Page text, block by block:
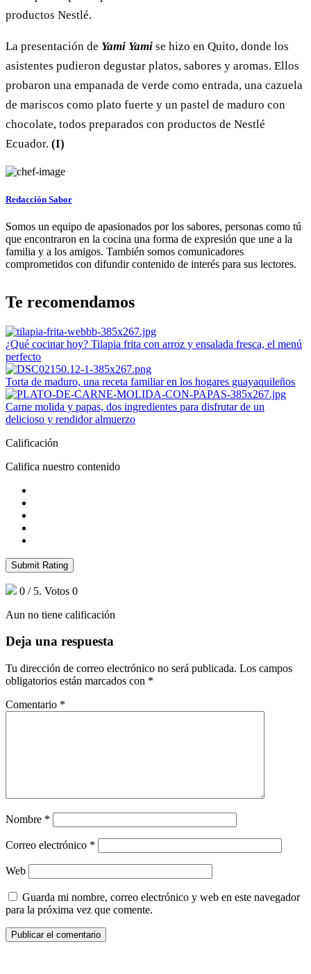
productos Nestlé.
La presentación de Yami Yami se hizo en Quito, donde los
asistentes pudieron degustar platos, sabores y aromas. Ellos
probaron una empanada de verde como entrada, una cazuela
de mariscos como plato fuerte y un pastel de maduro con
chocolate, todos preparados con productos de Nestlé
Ecuador. (I)
Redacción Sabor
Somos un equipo de apasionados por los sabores, personas como tú
que encontraron en la cocina una forma de expresión que une a la
familia y a los amigos. También somos comunicadores
comprometidos con difundir contenido de interés para sus lectores.
Te recomendamos
¿Qué cocinar hoy? Tilapia frita con arroz y ensalada fresca, el menú
perfecto
Torta de maduro, una receta familiar en los hogares guayaquileños
Carne molida y papas, dos ingredientes para disfrutar de un
delicioso y rendidor almuerzo
Calificación
Califica nuestro contenido
Submit Rating
0 / 5. Votos 0
Aun no tiene calificación
Deja una respuesta
Tu dirección de correo electrónico no será publicada. Los campos
obligatorios están marcados con *
Comentario *
Nombre *
Correo electrónico *
Web
Guarda mi nombre, correo electrónico y web en este navegador
para la próxima vez que comente.